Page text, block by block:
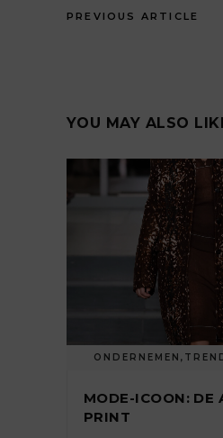
PREVIOUS ARTICLE
YOU MAY ALSO
ONDERNEMEN ,
MODE-ICOON: DE
PRINT